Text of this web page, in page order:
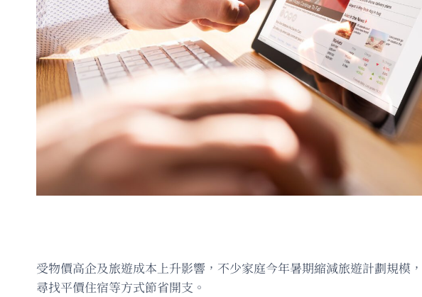
受物價高企及旅遊成本上升影響，不少家庭今年暑期縮減旅遊計劃規
尋找平價住宿等方式節省開支。